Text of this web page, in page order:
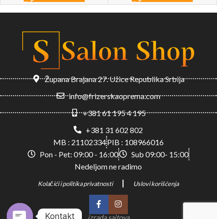
Župana Brajana 27. Užice Republika Srbija
info@frizerskaoprema.com
+381 61 195 4 195
+381 31 602 802
MB : 21102334PIB : 108966016
Pon - Pet: 09:00 - 16:00
Sub 09:00- 15:00
Nedeljom ne radimo
Kolačići i politika privatnosti Uslovi korišćenja
izrada sajtova
Kontakt